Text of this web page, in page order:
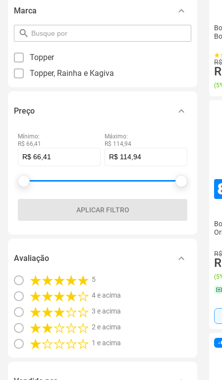
Marca
pesquisar
por
Topper
Topper, Rainha e Kagiva
Preço
Mínimo:
R$ 66,41
Máximo:
R$ 114,94
APLICAR FILTRO
Avaliação
5
4 e acima
3 e acima
2 e acima
1 e acima
(
(